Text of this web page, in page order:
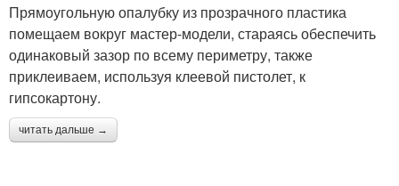
Прямоугольную опалубку из прозрачного пластика
помещаем вокруг мастер-модели, стараясь обеспечить
одинаковый зазор по всему периметру, также
приклеиваем, используя клеевой пистолет, к
гипсокартону.
читать дальше →